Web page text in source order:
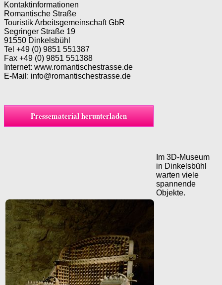
Kontaktinformationen
Romantische Straße
Touristik Arbeitsgemeinschaft GbR
Segringer Straße 19
91550 Dinkelsbühl
Tel +49 (0) 9851 551387
Fax +49 (0) 9851 551388
Internet: www.romantischestrasse.de
E-Mail: info@romantischestrasse.de
Pressematerial herunterladen
Im 3D-Museum
in Dinkelsbühl
warten viele
spannende
Objekte.